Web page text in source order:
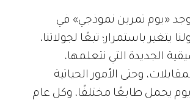
«يوم تمرين نموذجي» في
يتغير باستمرار؛ تبعًا لجولاتنا،
الجديدة التي نتعلمها،
وحتى الأمور الحياتية
يحمل طابعًا مختلفًا، وكل عام